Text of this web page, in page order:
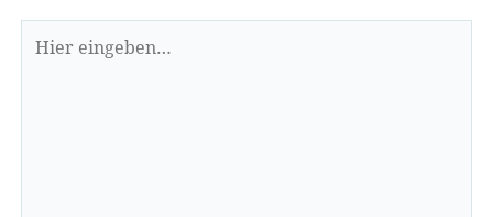
eingeben…